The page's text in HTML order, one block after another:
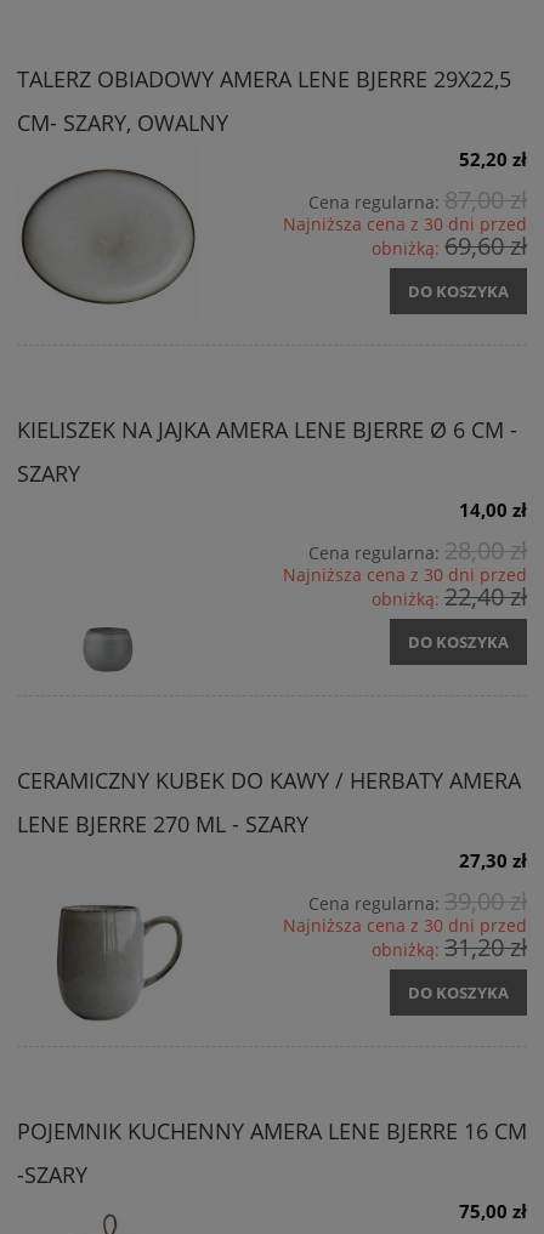
TALERZ OBIADOWY AMERA LENE BJERRE 29X22,5
CM- SZARY, OWALNY
52,20 zł
Cena regularna: 87,00 zł
Najniższa cena z 30 dni przed
obniżką: 69,60 zł
DO KOSZYKA
KIELISZEK NA JAJKA AMERA LENE BJERRE Ø 6 CM -
SZARY
14,00 zł
Cena regularna: 28,00 zł
Najniższa cena z 30 dni przed
obniżką: 22,40 zł
DO KOSZYKA
CERAMICZNY KUBEK DO KAWY / HERBATY AMERA
LENE BJERRE 270 ML - SZARY
27,30 zł
Cena regularna: 39,00 zł
Najniższa cena z 30 dni przed
obniżką: 31,20 zł
DO KOSZYKA
POJEMNIK KUCHENNY AMERA LENE BJERRE 16 CM
-SZARY
75,00 zł